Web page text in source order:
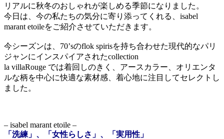
リアルに秋冬のおしゃれが楽しめる季節になりました。
今日は、今の私たちの気分に寄り添ってくれる、isabel
marant etoileをご紹介させていただきます。
今シーズンは、70’sのflok spirisを持ち合わせた現代的なパリ
ジャンにインスパイアされたcollection
la villaRouge では着回しのきく、アースカラー、オリエンタ
ルな柄を中心に快適な素材感、着心地に注目してセレクトし
ました。
– isabel marant etoile –
「洗練」、「女性らしさ」、「実用性」